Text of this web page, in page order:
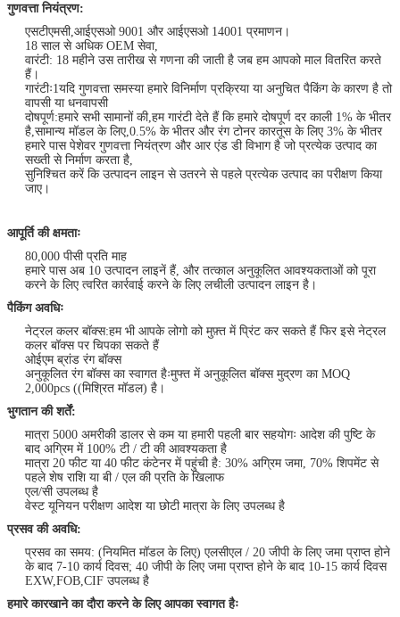
गुणवत्ता नियंत्रण:
एसटीएमसी,आईएसओ 9001 और आईएसओ 14001 प्रमाणन।
18 साल से अधिक OEM सेवा,
वारंटी: 18 महीने उस तारीख से गणना की जाती है जब हम आपको माल वितरित करते
हैं।
गारंटीः1यदि गुणवत्ता समस्या हमारे विनिर्माण प्रक्रिया या अनुचित पैकिंग के कारण है तो
वापसी या धनवापसी
दोषपूर्ण:हमारे सभी सामानों की,हम गारंटी देते हैं कि हमारे दोषपूर्ण दर काली 1% के भीतर
है,सामान्य मॉडल के लिए,0.5% के भीतर और रंग टोनर कारतूस के लिए 3% के भीतर
हमारे पास पेशेवर गुणवत्ता नियंत्रण और आर एंड डी विभाग है जो प्रत्येक उत्पाद का
सख्ती से निर्माण करता है,
सुनिश्चित करें कि उत्पादन लाइन से उतरने से पहले प्रत्येक उत्पाद का परीक्षण किया
जाए।
आपूर्ति की क्षमताः
80,000 पीसी प्रति माह
हमारे पास अब 10 उत्पादन लाइनें हैं, और तत्काल अनुकूलित आवश्यकताओं को पूरा
करने के लिए त्वरित कार्रवाई करने के लिए लचीली उत्पादन लाइन है।
पैकिंग अवधिः
नेट्रल कलर बॉक्स:हम भी आपके लोगो को मुफ़्त में प्रिंट कर सकते हैं फिर इसे नेट्रल
कलर बॉक्स पर चिपका सकते हैं
ओईएम ब्रांड रंग बॉक्स
अनुकूलित रंग बॉक्स का स्वागत हैःमुफ्त में अनुकूलित बॉक्स मुद्रण का MOQ
2,000pcs ((मिश्रित मॉडल) है।
भुगतान की शर्तें:
मात्रा 5000 अमरीकी डालर से कम या हमारी पहली बार सहयोगः आदेश की पुष्टि के
बाद अग्रिम में 100% टी / टी की आवश्यकता है
मात्रा 20 फीट या 40 फीट कंटेनर में पहुंची है: 30% अग्रिम जमा, 70% शिपमेंट से
पहले शेष राशि या बी / एल की प्रति के खिलाफ
एल/सी उपलब्ध है
वेस्ट यूनियन परीक्षण आदेश या छोटी मात्रा के लिए उपलब्ध है
प्रसव की अवधि:
प्रसव का समय: (नियमित मॉडल के लिए) एलसीएल / 20 जीपी के लिए जमा प्राप्त होने
के बाद 7-10 कार्य दिवस; 40 जीपी के लिए जमा प्राप्त होने के बाद 10-15 कार्य दिवस
EXW,FOB,CIF उपलब्ध है
हमारे कारखाने का दौरा करने के लिए आपका स्वागत हैः